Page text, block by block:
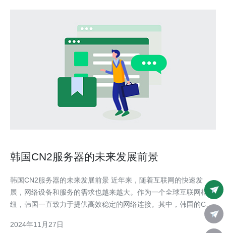
韩国CN2服务器的未来发展前景
韩国CN2服务器的未来发展前景 近年来，随着互联网的快速发
展，网络设备和服务的需求也越来越大。作为一个全球互联网枢
纽，韩国一直致力于提供高效稳定的网络连接。其中，韩国的CN2
服务器在网络通信领域扮演着重要角色。本文将探讨韩国CN2服务
器未来的发展前景。 首先，我们需要了解什么是CN2服务器。
2024年11月27日